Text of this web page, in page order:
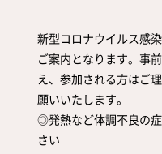
新型コロナウイルス感
ご案内となります。事
え、参加される方はご
願いいたします。
◎発熱など体調不良の
さい